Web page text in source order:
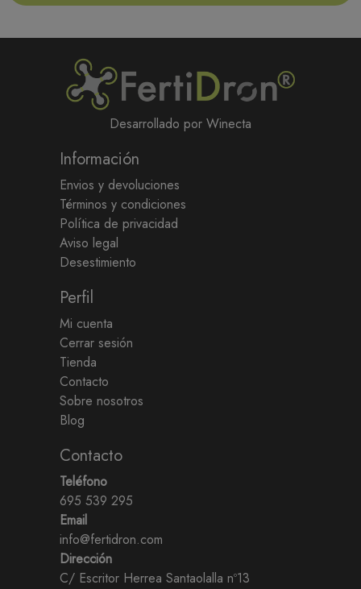
Desarrollado por Winecta
Información
Envios y devoluciones
Términos y condiciones
Política de privacidad
Aviso legal
Desestimiento
Perfil
Mi cuenta
Cerrar sesión
Tienda
Contacto
Sobre nosotros
Blog
Contacto
Teléfono
695 539 295
Email
info@fertidron.com
Dirección
C/ Escritor Herrea Santaolalla nº13